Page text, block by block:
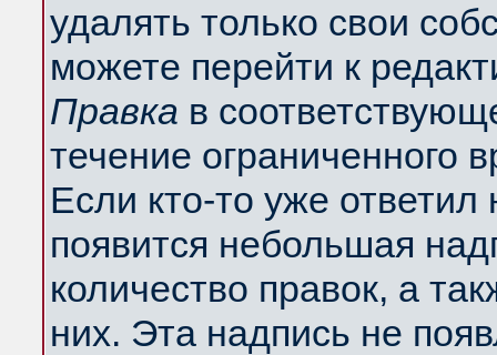
удалять только свои
можете перейти к
Правка в
течение ограниченного
Если кто-то уже
появится небольшая
количество правок, а
них. Эта надпись не